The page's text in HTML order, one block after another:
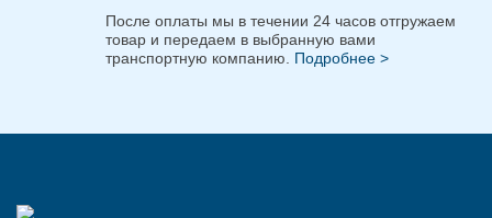
После оплаты мы в течении 24 часов отгружаем
товар и передаем в выбранную вами
транспортную компанию. Подробнее >